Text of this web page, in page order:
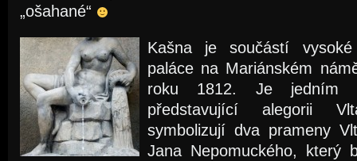
„ošahané“
Kašna je součástí vysoké
paláce na Mariánském
roku 1812. Je jedním
představující alegorii
symbolizují dva prameny
Jana Nepomuckého, který